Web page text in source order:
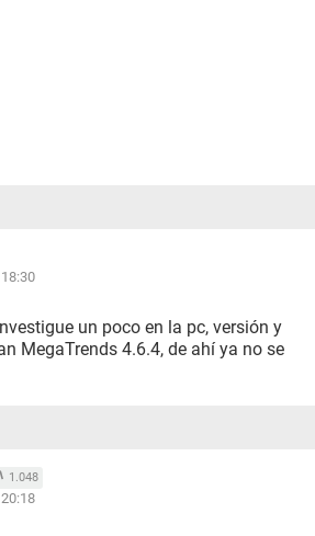
un poco en la pc, versión y
MegaTrends 4.6.4, de ahí ya no se
1.048